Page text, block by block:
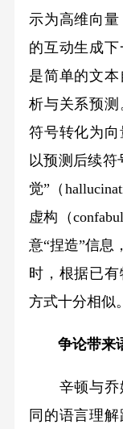
示为高维向
的互动生成
是简单的文
析与关系预
符号转化为
以预测后续符
觉”（
虚构（
意“捏造”信息
时，根据已
方式十分相似。
争论带来
辛顿与乔姆
同的语言理